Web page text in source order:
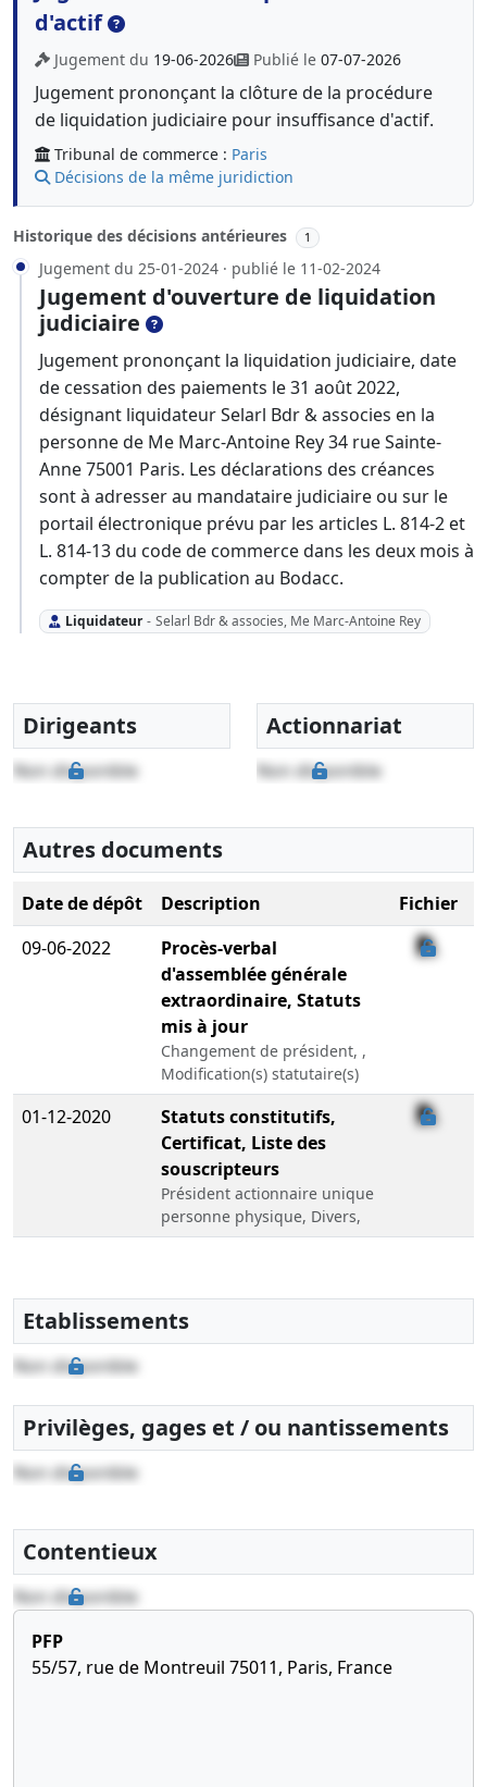
d'actif
Jugement du 19-06-2026 Publié le 07-07-2026
Jugement prononçant la clôture de la procédure
de liquidation judiciaire pour insuffisance d'actif.
Tribunal de commerce : Paris
Décisions de la même juridiction
Historique des décisions antérieures 1
Jugement du 25-01-2024 · publié le 11-02-2024
Jugement d'ouverture de liquidation
judiciaire
Jugement prononçant la liquidation judiciaire, date
de cessation des paiements le 31 août 2022,
désignant liquidateur Selarl Bdr & associes en la
personne de Me Marc-Antoine Rey 34 rue Sainte-
Anne 75001 Paris. Les déclarations des créances
sont à adresser au mandataire judiciaire ou sur le
portail électronique prévu par les articles L. 814-2 et
L. 814-13 du code de commerce dans les deux mois à
compter de la publication au Bodacc.
Liquidateur - Selarl Bdr & associes, Me Marc-Antoine Rey
Dirigeants
Non disponible
Actionnariat
Non disponible
Autres documents
Date de dépôt Description
Fichier
09-06-2022
Procès-verbal
d'assemblée générale
extraordinaire, Statuts
mis à jour
Changement de président, ,
Modification(s) statutaire(s)
01-12-2020
Statuts constitutifs,
Certificat, Liste des
souscripteurs
Président actionnaire unique
personne physique, Divers,
Etablissements
Non disponible
Privilèges, gages et / ou nantissements
Non disponible
Contentieux
Non disponible
PFP
55/57, rue de Montreuil 75011, Paris, France